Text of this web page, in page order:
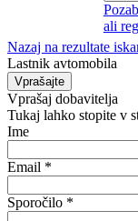
ali
Nazaj na rezultate
Lastnik avtomobila
Vprašajte
Vprašaj dobavitelja
Tukaj lahko stopite v
Ime
Email *
Sporočilo *